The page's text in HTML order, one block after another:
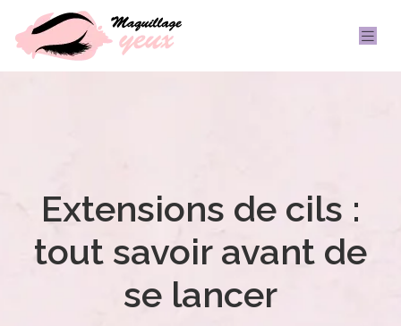
Extensions de cils :
tout savoir avant de
se lancer